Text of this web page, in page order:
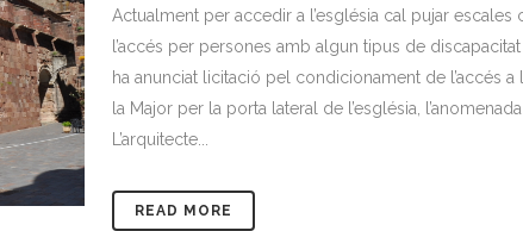
Actualment per accedir a l’església cal pujar escales
l’accés per persones amb algun tipus de discapacitat
ha anunciat licitació pel condicionament de l’accés a
la Major per la porta lateral de l’església, l’anomenada
L’arquitecte...
READ MORE